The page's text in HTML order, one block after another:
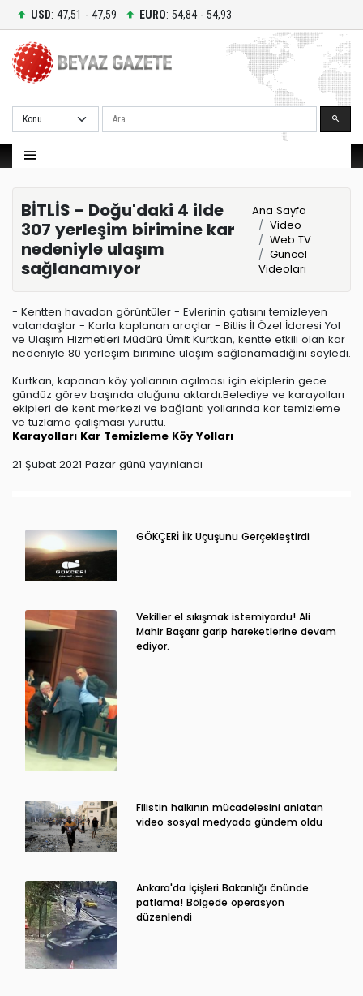
USD: 47,51 - 47,59 EURO: 54,84 - 54,93
Ara
BİTLİS - Doğu'daki 4 ilde
307 yerleşim birimine kar
nedeniyle ulaşım
sağlanamıyor
Ana Sayfa
Video
Web TV
Güncel
Videoları
- Kentten havadan görüntüler - Evlerinin çatısını temizleyen
vatandaşlar - Karla kaplanan araçlar - Bitlis İl Özel İdaresi Yol
ve Ulaşım Hizmetleri Müdürü Ümit Kurtkan, kentte etkili olan kar
nedeniyle 80 yerleşim birimine ulaşım sağlanamadığını söyledi.
Kurtkan, kapanan köy yollarının açılması için ekiplerin gece
gündüz görev başında oluğunu aktardı.Belediye ve karayolları
ekipleri de kent merkezi ve bağlantı yollarında kar temizleme
ve tuzlama çalışması yürüttü.
Karayolları Kar Temizleme Köy Yolları
21 Şubat 2021 Pazar günü yayınlandı
GÖKÇERİ İlk Uçuşunu Gerçekleştirdi
Vekiller el sıkışmak istemiyordu! Ali
Mahir Başarır garip hareketlerine devam
ediyor.
Filistin halkının mücadelesini anlatan
video sosyal medyada gündem oldu
Ankara'da İçişleri Bakanlığı önünde
patlama! Bölgede operasyon
düzenlendi